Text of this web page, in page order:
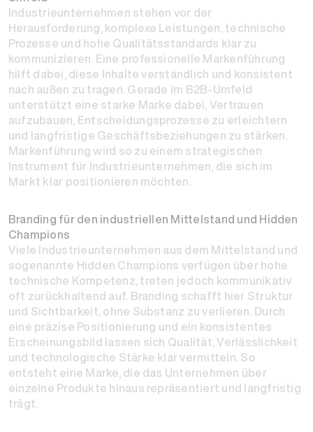
Industrieunternehmen stehen vor der
Herausforderung, komplexe Leistungen, technische
Prozesse und hohe Qualitätsstandards klar zu
kommunizieren. Eine professionelle Markenführung
hilft dabei, diese Inhalte verständlich und konsistent
nach außen zu tragen. Gerade im B2B-Umfeld
unterstützt eine starke Marke dabei, Vertrauen
aufzubauen, Entscheidungsprozesse zu erleichtern
und langfristige Geschäftsbeziehungen zu stärken.
Markenführung wird so zu einem strategischen
Instrument für Industrieunternehmen, die sich im
Markt klar positionieren möchten.
Branding für den industriellen Mittelstand und Hidden
Champions
Viele Industrieunternehmen aus dem Mittelstand und
sogenannte Hidden Champions verfügen über hohe
technische Kompetenz, treten jedoch kommunikativ
oft zurückhaltend auf. Branding schafft hier Struktur
und Sichtbarkeit, ohne Substanz zu verlieren. Durch
eine präzise Positionierung und ein konsistentes
Erscheinungsbild lassen sich Qualität, Verlässlichkeit
und technologische Stärke klar vermitteln. So
entsteht eine Marke, die das Unternehmen über
einzelne Produkte hinaus repräsentiert und langfristig
trägt.